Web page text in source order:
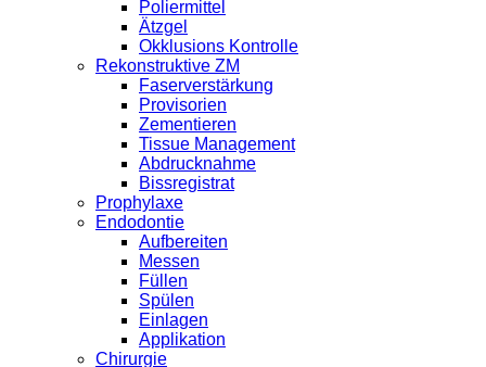
Poliermittel
Ätzgel
Okklusions Kontrolle
Rekonstruktive ZM
Faserverstärkung
Provisorien
Zementieren
Tissue Management
Abdrucknahme
Bissregistrat
Prophylaxe
Endodontie
Aufbereiten
Messen
Füllen
Spülen
Einlagen
Applikation
Chirurgie